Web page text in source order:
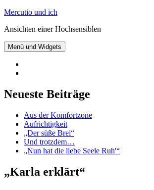
Zum
springen
Mercutio und ich
Ansichten einer Hochsensiblen
Menü und Widgets
Neueste Beiträge
Aus der Komfortzone
Aufrichtigkeit
„Der süße Brei“
Und trotzdem…
„Nun hat die liebe Seele Ruh'“
„Karla erklärt“